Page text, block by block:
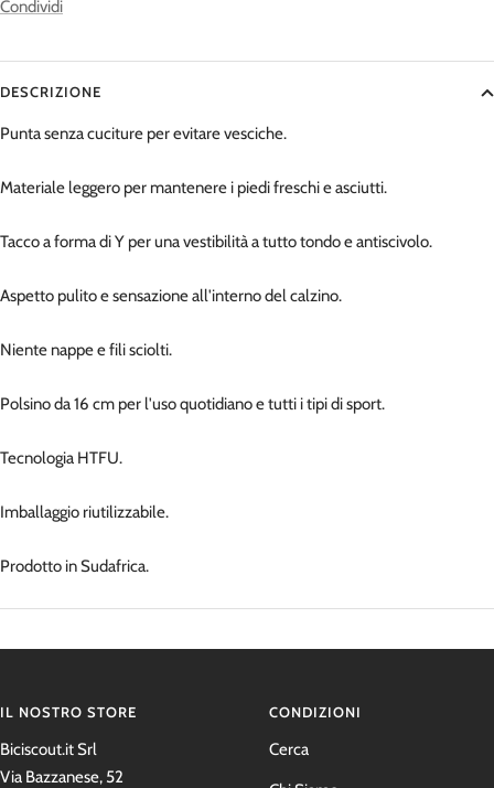
Condividi
DESCRIZIONE
Punta senza cuciture per evitare vesciche.
Materiale leggero per mantenere i piedi freschi e asciutti.
Tacco a forma di Y per una vestibilità a tutto tondo e antiscivolo.
Aspetto pulito e sensazione all'interno del calzino.
Niente nappe e fili sciolti.
Polsino da 16 cm per l'uso quotidiano e tutti i tipi di sport.
Tecnologia HTFU.
Imballaggio riutilizzabile.
Prodotto in Sudafrica.
IL NOSTRO STORE
Biciscout.it Srl
Via Bazzanese, 52
CONDIZIONI
Cerca